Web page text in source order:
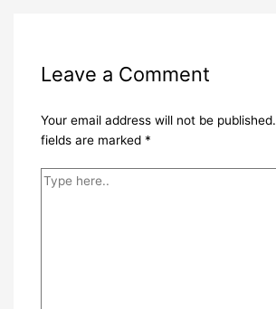
Leave a Comment
Your email address will not be published.
fields are marked *
Type